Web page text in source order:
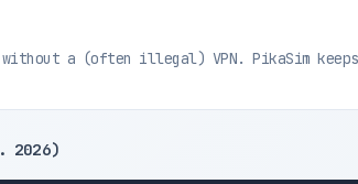
a (often illegal) VPN. PikaSim
2026)